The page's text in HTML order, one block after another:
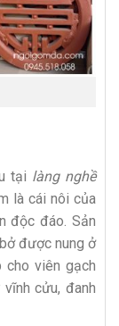
tại làng nghề
là cái nôi của
độc đáo. Sản
được nung ở
cho viên gạch
cửu, đanh